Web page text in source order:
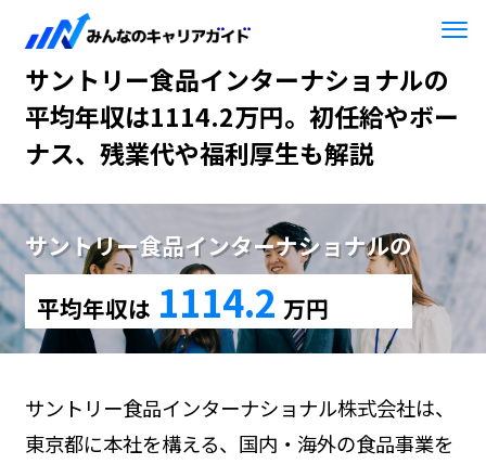
HOME サントリー食品インターナショナル
サントリー食品インターナショナルの
平均年収は1114.2万円。初任給やボー
ナス、残業代や福利厚生も解説
サントリー食品インターナショナルの
平均年収は 1114.2 万円
サントリー食品インターナショナル株式会社は、
東京都に本社を構える、国内・海外の食品事業を